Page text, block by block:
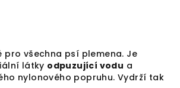
pro všechna psí plemena. Je
látky odpuzující vodu a
nylonového popruhu. Vydrží tak